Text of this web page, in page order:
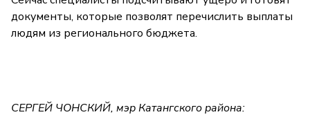
документы, которые позволят перечислить выплаты
людям из регионального бюджета.
СЕРГЕЙ ЧОНСКИЙ, мэр Катангского района: